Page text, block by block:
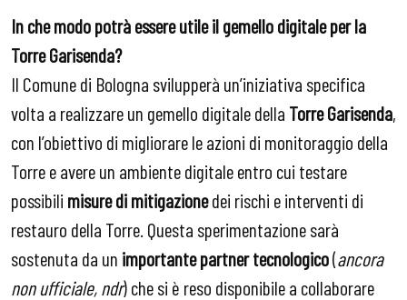
In che modo potrà essere utile il gemello digitale per la
Torre Garisenda?
Il Comune di Bologna svilupperà un’iniziativa specifica
volta a realizzare un gemello digitale della Torre Garisenda,
con l’obiettivo di migliorare le azioni di monitoraggio della
Torre e avere un ambiente digitale entro cui testare
possibili misure di mitigazionedei rischi e interventi di
restauro della Torre. Questa sperimentazione sarà
sostenuta da un importante partner tecnologico(ancora
non ufficiale, ndr) che si è reso disponibile a collaborare